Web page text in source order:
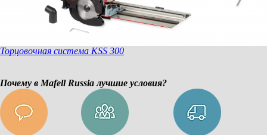
Торцовочная система KSS 300
Почему в Mafell Russia лучшие условия?